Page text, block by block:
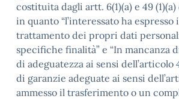
costituita dagli artt. 6(1)(a) e 49
in quanto “l’interessato ha espresso
trattamento dei propri dati
specifiche finalità” e “In mancanza
di adeguatezza ai sensi dell’articolo
di garanzie adeguate ai sensi
ammesso il trasferimento o un